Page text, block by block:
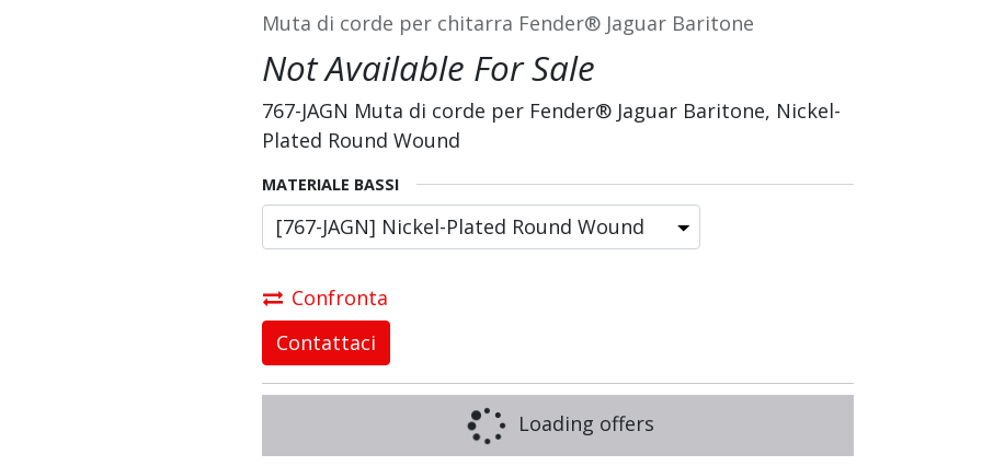
Muta di corde per chitarra Fender® Jaguar Baritone
Not Available For Sale
767-JAGN Muta di corde per Fender® Jaguar Baritone, Nickel-
Plated Round Wound
MATERIALE BASSI
Confronta
Contattaci
Loading offers